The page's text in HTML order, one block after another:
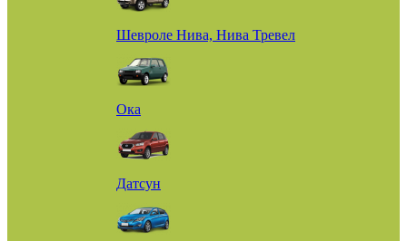
Шевроле Нива, Нива Тревел
Ока
Датсун